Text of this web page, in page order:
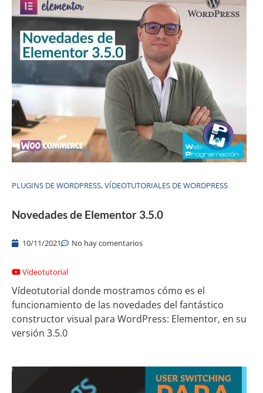
PLUGINS DE WORDPRESS,VÍDEOTUTORIALES DE WORDPRESS
Novedades de Elementor 3.5.0
10/11/2021 No hay comentarios
Vídeotutorial
Vídeotutorial donde mostramos cómo es el
funcionamiento de las novedades del fantástico
constructor visual para WordPress: Elementor, en su
versión 3.5.0